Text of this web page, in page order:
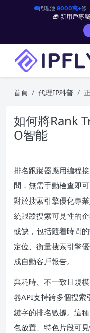
代理池 9000萬+條
🎁 新用戶專屬
首頁 代理IP科普
如何將Rank
O智能
排名跟蹤器應用編程
問，無需手動檢查即
對於搜索引擎優化專
統跟蹤搜索可見性的
或缺，包括隨着時間
定位、衡量搜索引擎
成自動客戶報告。
與耗時、不一致且規
器API支持跨多個搜索
鍵字的排名數據。這
包放置、特色片段可